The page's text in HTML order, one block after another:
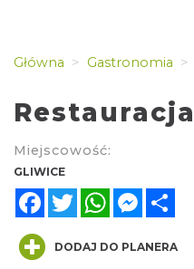
Główna Gastronomia
Miejscowość:
GLIWICE
FacebookTwitterWhatsApp
DODAJ DO PLANERA